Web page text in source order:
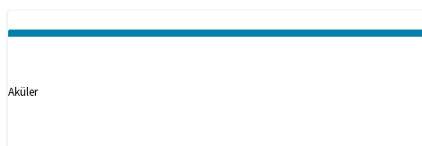
Aküler